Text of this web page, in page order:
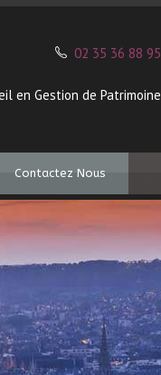
02 35 36 88 95
en Gestion de Patrimoine
Contactez Nous